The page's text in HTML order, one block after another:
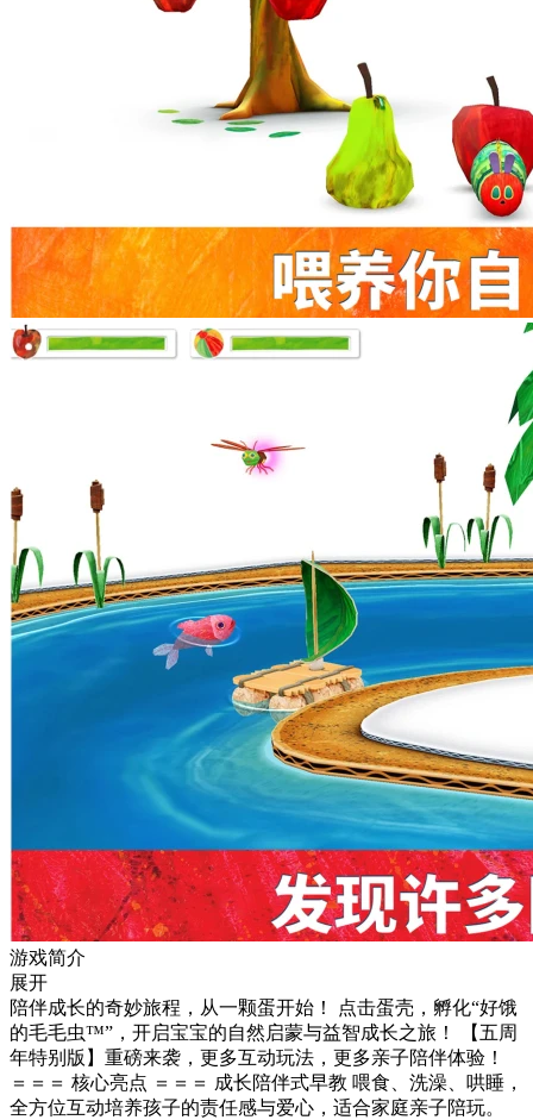
游戏简介
展开
陪伴成长的奇妙旅程，从一颗蛋开始！ 点击蛋壳，孵化“好饿
的毛毛虫™”，开启宝宝的自然启蒙与益智成长之旅！ 【五周
年特别版】重磅来袭，更多互动玩法，更多亲子陪伴体验！
＝＝＝ 核心亮点 ＝＝＝ 成长陪伴式早教 喂食、洗澡、哄睡，
全方位互动培养孩子的责任感与爱心，适合家庭亲子陪玩。